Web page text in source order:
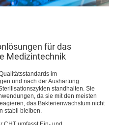
für das
Medizintechnik
im
und nach der Aushärtung
standhalten. Sie
da sie mit den meisten
das Bakterienwachstum nicht
stabil bleiben.